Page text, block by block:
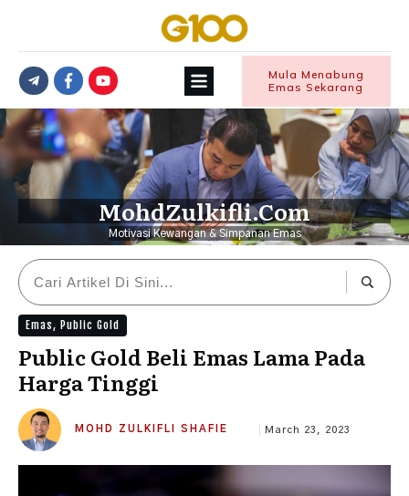
Mula Menabung
Emas Sekarang
MohdZulkifli.Com
Motivasi Kewangan & Simpanan Emas
Emas, Public Gold
Public Gold Beli Emas Lama Pada
Harga Tinggi
MOHD ZULKIFLI SHAFIE March 23, 2023